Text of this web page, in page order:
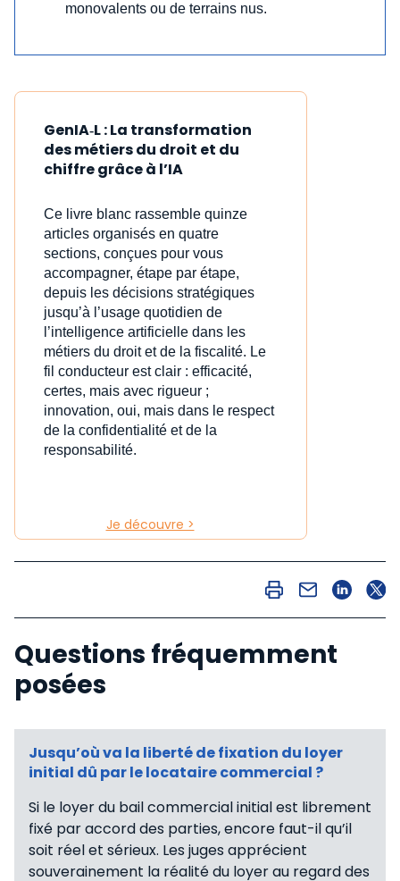
monovalents ou de terrains nus.
GenIA‑L : La transformation
des métiers du droit et du
chiffre grâce à l’IA
Ce livre blanc rassemble quinze
articles organisés en quatre
sections, conçues pour vous
accompagner, étape par étape,
depuis les décisions stratégiques
jusqu’à l’usage quotidien de
l’intelligence artificielle dans les
métiers du droit et de la fiscalité. Le
fil conducteur est clair : efficacité,
certes, mais avec rigueur ;
innovation, oui, mais dans le respect
de la confidentialité et de la
responsabilité.
Je découvre >
Questions fréquemment
posées
Jusqu’où va la liberté de fixation du loyer
initial dû par le locataire commercial ?
Si le loyer du bail commercial initial est librement
fixé par accord des parties, encore faut-il qu’il
soit réel et sérieux. Les juges apprécient
souverainement la réalité du loyer au regard des